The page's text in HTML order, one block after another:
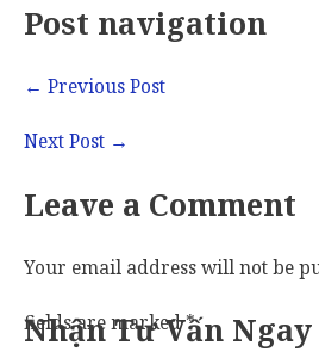
Post navigation
← Previous Post
Next Post →
Leave a Comment
Your email address will not be
fields are marked*
Nhận Tư Vấn